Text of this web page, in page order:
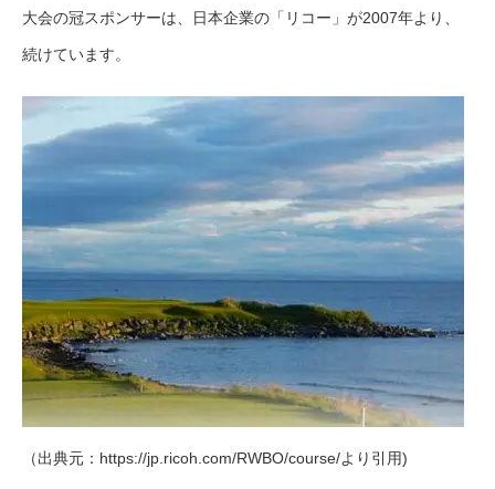
大会の冠スポンサーは、日本企業の「リコー」が2007年より、
続けています。
（出典元：https://jp.ricoh.com/RWBO/course/より引用)